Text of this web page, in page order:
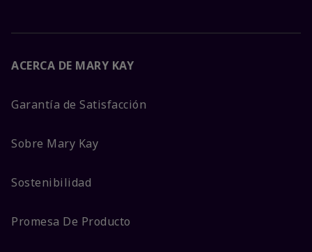
ACERCA DE MARY KAY
Garantía de Satisfacción
Sobre Mary Kay
Sostenibilidad
Promesa De Producto